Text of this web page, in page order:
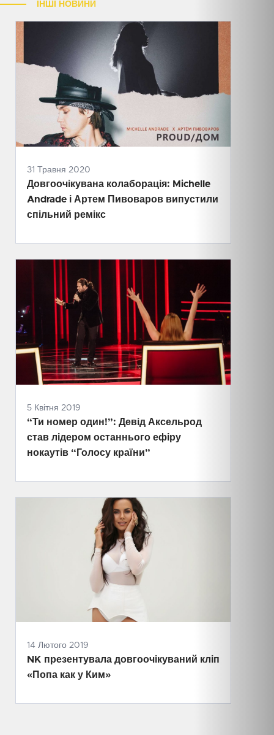
ІНШІ НОВИНИ
31 Травня 2020
Довгоочікувана колаборація: Michelle
Andrade і Артем Пивоваров випустили
спільний ремікс
5 Квітня 2019
“Ти номер один!”: Девід Аксельрод
став лідером останнього ефіру
нокаутів “Голосу країни”
14 Лютого 2019
NK презентувала довгоочікуваний кліп
«Попа как у Ким»